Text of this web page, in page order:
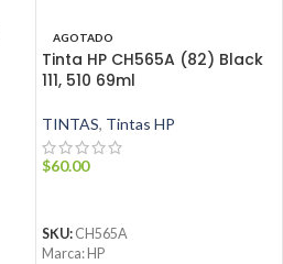
AGOTADO
Tinta HP CH565A (82) Black
111, 510 69ml
TINTAS, Tintas HP
$60.00
SKU: CH565A
Marca: HP